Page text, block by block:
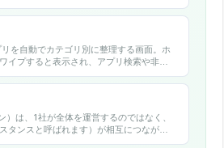
を自動でカテゴリ別に整理する画面。ホ
イプすると表示され、アプリ検索や非表
は、1社が全体を運営するのではなく、
タンスと呼ばれます）が相互につながっ
されています。X（旧Twitter）に似た短文